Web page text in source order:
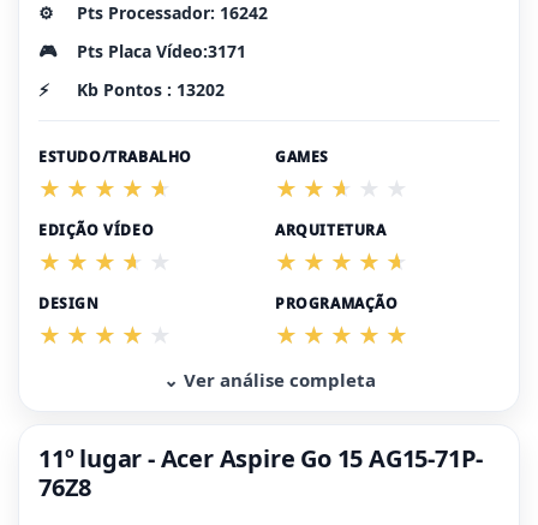
⚙️
Pts Processador: 16242
🎮
Pts Placa Vídeo:3171
⚡
Kb Pontos : 13202
ESTUDO/TRABALHO GAMES
EDIÇÃO VÍDEO ARQUITETURA
DESIGN PROGRAMAÇÃO
⌄ Ver análise completa
11º lugar - Acer Aspire Go 15 AG15-71P-
76Z8